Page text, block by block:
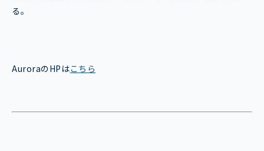
る。
AuroraのHPはこちら